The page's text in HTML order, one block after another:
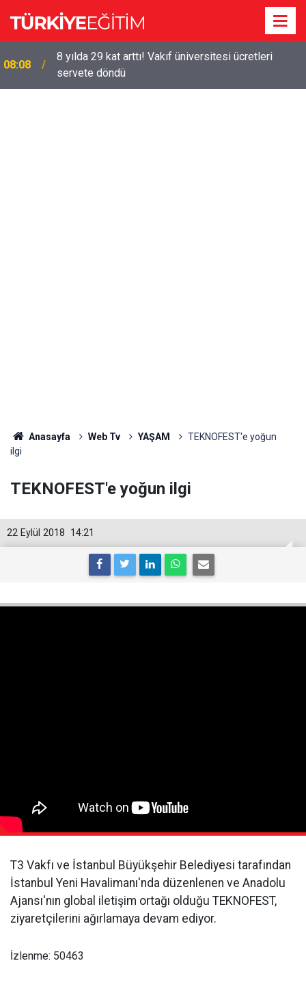
08:08
8 yılda 29 kat arttı! Vakıf üniversitesi ücretleri
servete döndü
Anasayfa Web Tv YAŞAM
TEKNOFEST'e yoğun
ilgi
TEKNOFEST'e yoğun ilgi
14:21
22 Eylül 2018
T3 Vakfı ve İstanbul Büyükşehir Belediyesi tarafından
İstanbul Yeni Havalimanı'nda düzenlenen ve Anadolu
Ajansı'nın global iletişim ortağı olduğu TEKNOFEST,
ziyaretçilerini ağırlamaya devam ediyor.
İzlenme: 50463